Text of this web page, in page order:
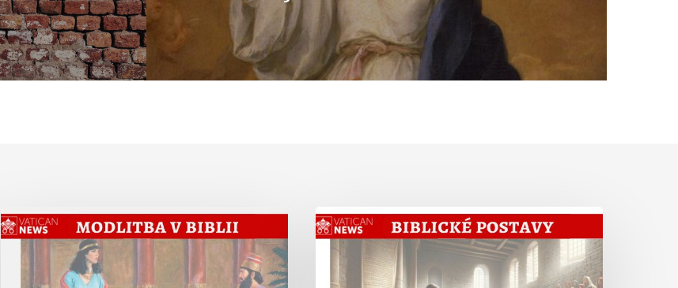
Modlitba
kráľovnej
Ester
Abrahám
v
Liste
Hebrejom